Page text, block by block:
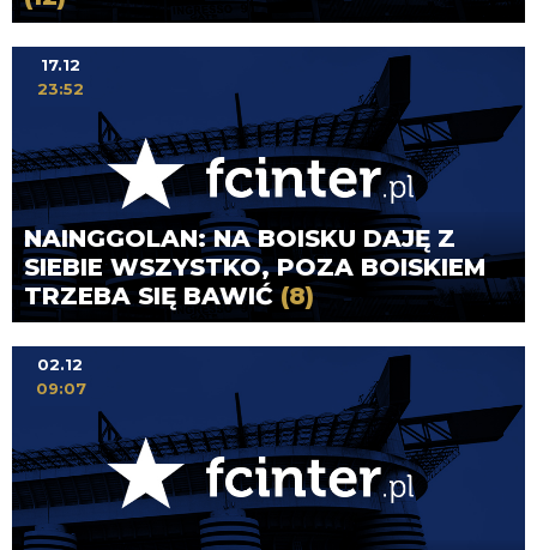
NAINGGOLAN: NA BOISKU DAJĘ Z
SIEBIE WSZYSTKO, POZA BOISKIEM
TRZEBA SIĘ BAWIĆ (8)
17.12
23:52
02.12
09:07